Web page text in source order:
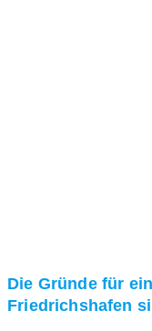
Die Gründe für
Friedrichshafen